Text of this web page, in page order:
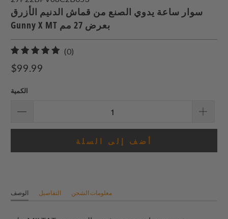
سوار ساعة يدوي الصنع من قماش الدنيم الأزرق
Gunny X MT بعرض 27 مم
(0)
$99.99
الكمية
أضف إلى السلة
الوصف التفاصيل معلومات الشحن